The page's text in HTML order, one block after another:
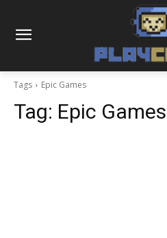
Tags Epic Games
Tag: Epic Games